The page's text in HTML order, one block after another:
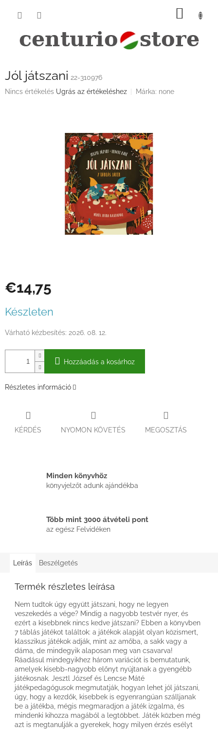
KOSÁR
Jól játszani 22-310976
A
Nincs értékelés Ugrás az értékeléshez Márka: none
€14,75
Készleten
Várható kézbesítés: 2026. 08. 12.
Hozzáadás a kosárhoz
Részletes információ
KÉRDÉS NYOMON KÖVETÉS MEGOSZTÁS
Minden könyvhöz
könyvjelzőt adunk ajándékba
Több mint 3000 átvételi pont
az egész Felvidéken
Leírás Beszélgetés
Termék részletes leírása
Nem tudtok úgy együtt játszani, hogy ne legyen
veszekedés a vége? Mindig a nagyobb testvér nyer, és
ezért a kisebbnek nincs kedve játszani? Ebben a könyvben
7 táblás játékot találtok: a játékok alapját olyan közismert,
klasszikus játékok adják, mint az amőba, a sakk vagy a
dáma, de mindegyik alaposan meg van csavarva!
Ráadásul mindegyikhez három variációt is bemutatunk,
amelyek kisebb-nagyobb előnyt nyújtanak a gyengébb
játékosnak. Jesztl József és Lencse Máté
játékpedagógusok megmutatják, hogyan lehet jól játszani,
úgy, hogy a kezdők, kisebbek is egyenrangúan szálljanak
be a játékba, mégis megmaradjon a játék izgalma, és
mindenki kihozza magából a legtöbbet. Játék közben még
azt is megtanulják a gyerekek, hogy milyen érzés esélyt